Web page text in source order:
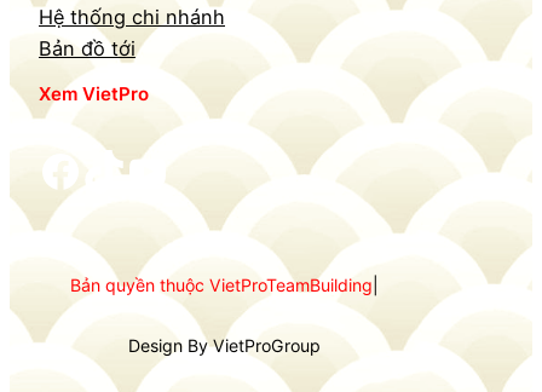
Hệ thống chi nhánh
Bản đồ tới
Xem VietPro
Facebook TikTok YouTube
Bản quyền thuộc VietProTeamBuilding
Design By VietProGroup